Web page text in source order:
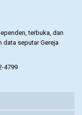
terbuka, dan
data seputar Gereja
4799